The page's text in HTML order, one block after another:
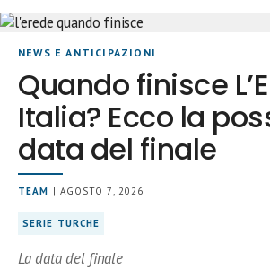
NEWS E ANTICIPAZIONI
Quando finisce
Italia? Ecco la
data del finale
TEAM | AGOSTO 7, 2026
SERIE TURCHE
La data del finale